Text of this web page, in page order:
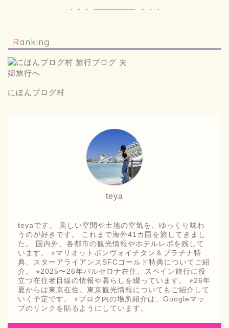
Ranking
にほんブログ村
teya
teyaです。 美しい空間や土地の空気を、ゆっくり味わ
うのが好きです。 これまで海外41カ国を旅してきまし
た。 国内外、各都市の観光情報やホテルレポを残して
います。 ⭐︎マリオットボンヴォイチタン＆プラチナ特
典、スターアライアンスSFCゴールド特典についてご紹
介。 ⭐︎2025〜26年バルセロナ在住。スペイン旅行に役
立つ在住者目線の情報や暮らしを綴っています。 ⭐︎26年
夏からは東京在住。東京観光情報についてもご紹介して
いく予定です。 ⭐︎ブログ内の場所紹介は、Googleマッ
プのリンクを貼るようにしています。